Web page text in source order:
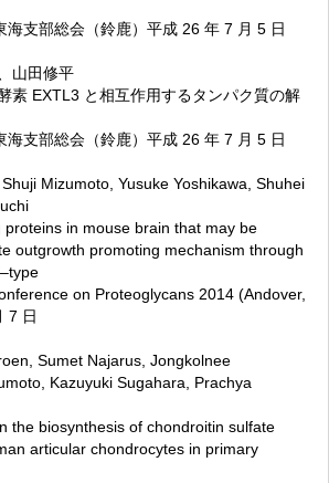
海支部総会（鈴鹿）平成 26 年 7 月 5 日
山田修平
素 EXTL3 と相互作用するタンパク質の解
海支部総会（鈴鹿）平成 26 年 7 月 5 日
Mizumoto, Yusuke Yoshikawa, Shuhei
proteins in mouse brain that may be
outgrowth promoting mechanism through
on Proteoglycans 2014 (Andover,
7 日
Sumet Najarus, Jongkolnee
Kazuyuki Sugahara, Prachya
the biosynthesis of chondroitin sulfate
articular chondrocytes in primary